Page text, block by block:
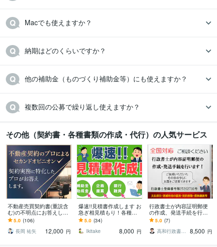
Macでも使えますか？
納期はどのくらいですか？
他の補助金（ものづくり補助金等）にも使えますか？
複数回の公募で繰り返し使えますか？
その他（契約書・各種書類の作成・代行）の人気サービス
不動産売買契約書(重説含
む)の不明点にお答えしま
す 不動産契約実務に特化
したプロがお答えしま
す。
5.0 (106)
長岡 祐矢
12,000 円
爆速!!見積書作成します お
急ぎ相見積もり！各種申
請等で必要な事業者様向
け！
5.0 (34)
Ikitake
8,000 円
行政書士が内容証明郵便
の作成、発送手続を行い
ます 裁判沙汰になる前
に！ 内容証明で解決で
きる問題があります
5.0 (7)
高和行政書士事務所
8,500 円